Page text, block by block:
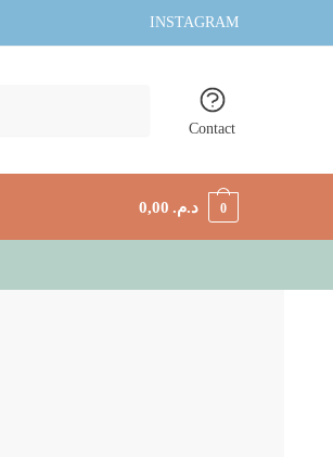
INSTAGRAM
Contact
د.م.0,00 0